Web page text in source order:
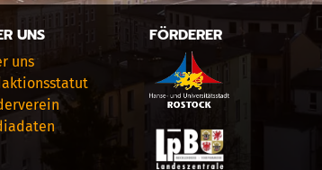
UNS
uns
FÖRDERER